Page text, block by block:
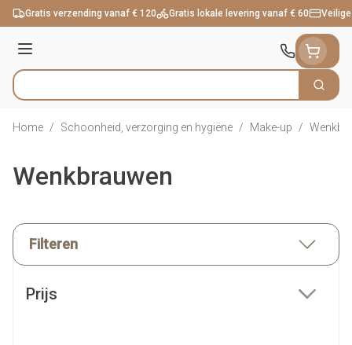
Ga naar de inhoud
Gratis verzending vanaf € 120 Gratis lokale levering vanaf € 60
Menu
Product, merk, categorie... Zoek
Home / Schoonheid, verzorging en hygiëne / Make-up /
Wenkbrauwen
Filteren
Prijs